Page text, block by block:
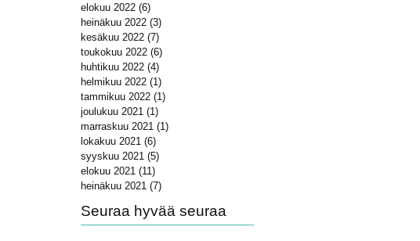
elokuu 2022 (6)
heinäkuu 2022 (3)
kesäkuu 2022 (7)
toukokuu 2022 (6)
huhtikuu 2022 (4)
helmikuu 2022 (1)
tammikuu 2022 (1)
joulukuu 2021 (1)
marraskuu 2021 (1)
lokakuu 2021 (6)
syyskuu 2021 (5)
elokuu 2021 (11)
heinäkuu 2021 (7)
Seuraa hyvää seuraa